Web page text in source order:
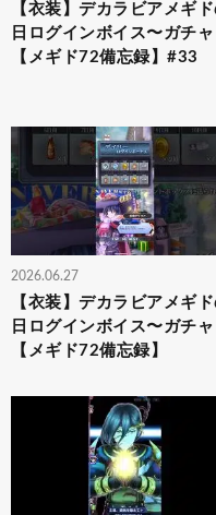
【衣装】デカラビアメギ
日ログインボイス〜ガチャ
【メギド72備忘録】#33
2026.06.27
【衣装】デカラビアメギ
日ログインボイス〜ガチャ
【メギド72備忘録】